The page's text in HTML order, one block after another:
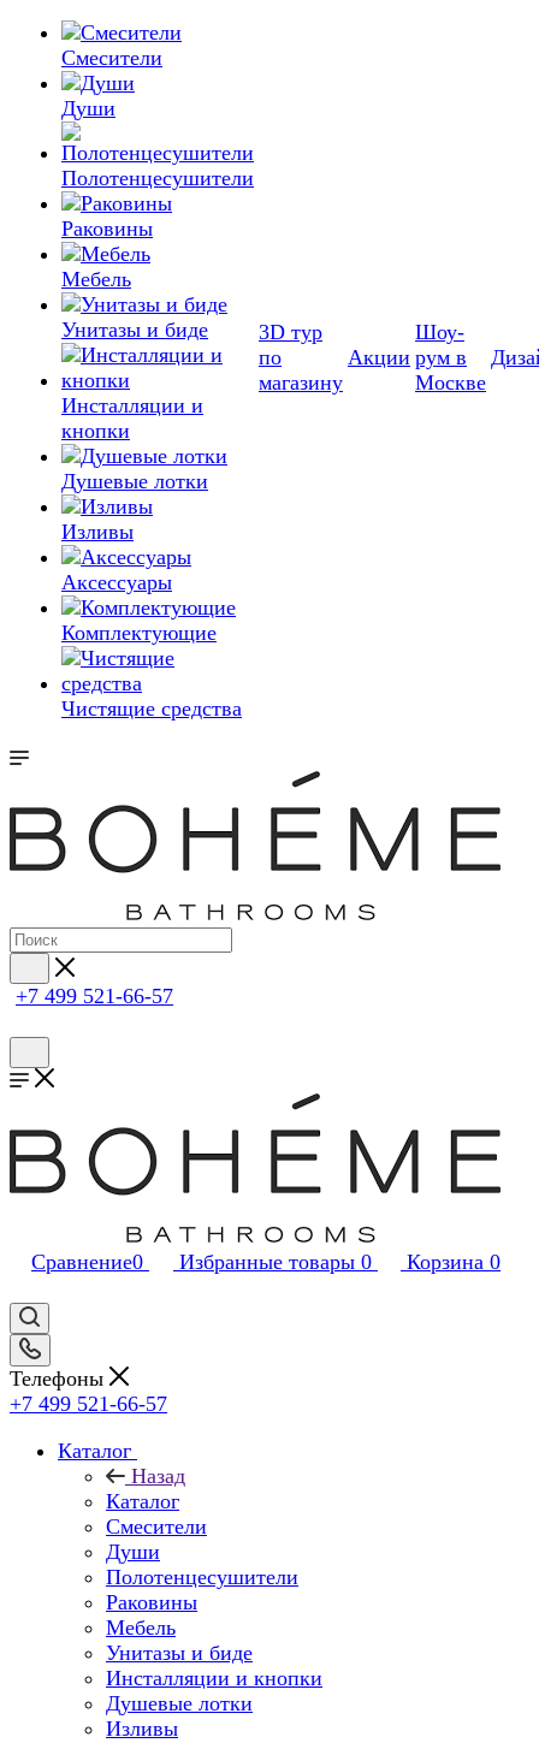
Смесители
Души
Полотенцесушители
Раковины
Мебель
Унитазы и биде
Инсталляции и
кнопки
Душевые лотки
Изливы
Аксессуары
Комплектующие
Чистящие средства
3D тур
по
магазину
Акции
Шоу-
рум в
Москве
+7 499 521-66-57
Сравнение0 Избранные товары 0 Корзина 0
Телефоны
+7 499 521-66-57
Каталог
Назад
Каталог
Смесители
Души
Полотенцесушители
Раковины
Мебель
Унитазы и биде
Инсталляции и кнопки
Душевые лотки
Изливы